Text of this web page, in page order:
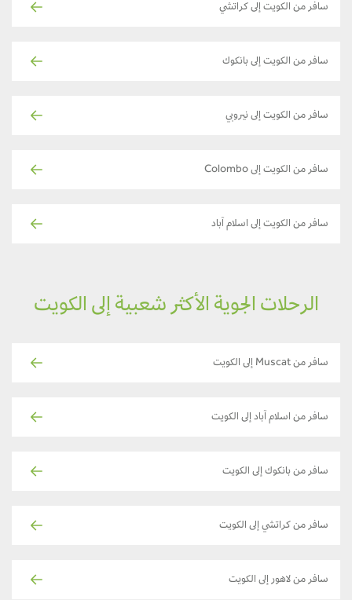
سافر من الكويت إلى كراتشي
سافر من الكويت إلى بانكوك
سافر من الكويت إلى نيروبي
سافر من الكويت إلى Colombo
سافر من الكويت إلى اسلام آباد
الرحلات الجوية الأكثر شعبية إلى الكويت
سافر من Muscat إلى الكويت
سافر من اسلام آباد إلى الكويت
سافر من بانكوك إلى الكويت
سافر من كراتشي إلى الكويت
سافر من لاهور إلى الكويت